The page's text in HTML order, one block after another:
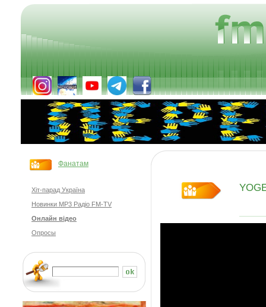
Фанатам
Хіт-парад Україна
Новинки MP3 Радіо FM-TV
Онлайн відео
Опросы